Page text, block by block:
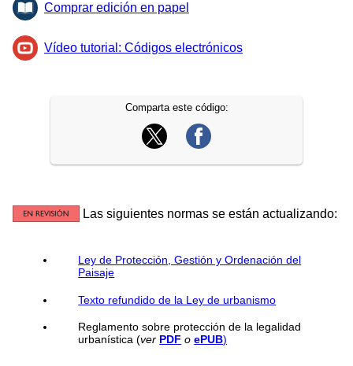
Comprar edición en papel
Vídeo tutorial: Códigos electrónicos
Comparta este código:
Las siguientes normas se están actualizando:
Ley de Protección, Gestión y Ordenación del
Paisaje
Texto refundido de la Ley de urbanismo
Reglamento sobre protección de la legalidad
urbanística (ver PDF o ePUB)